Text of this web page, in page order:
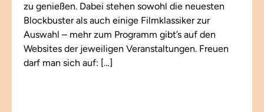
zu genießen. Dabei stehen sowohl die neuesten
Blockbuster als auch einige Filmklassiker zur
Auswahl – mehr zum Programm gibt’s auf den
Websites der jeweiligen Veranstaltungen. Freuen
darf man sich auf: […]